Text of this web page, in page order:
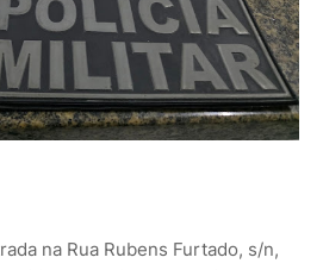
na Rua Rubens Furtado, s/n,